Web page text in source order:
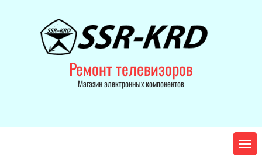
Ремонт телевизоров
Магазин электронных компонентов